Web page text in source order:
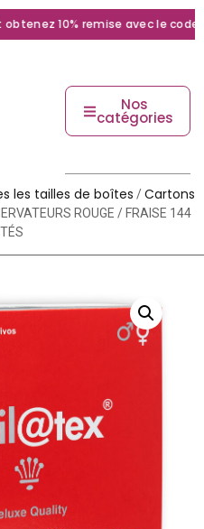
10% remise avec le code
Nos
catégories
les tailles de boîtes /Cartons
ROUGE / FRAISE 144